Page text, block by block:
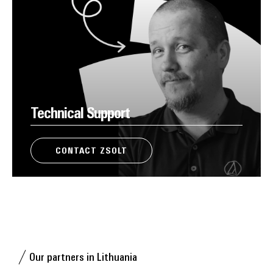
Technical Support
CONTACT ZSOLT
Our partners in Lithuania